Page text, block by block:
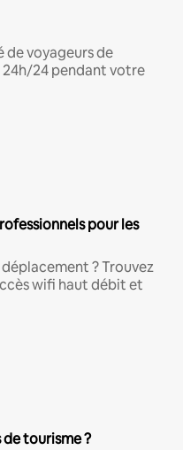
de voyageurs de
24 pendant votre
pour les
? Trouvez
wifi haut débit et
de tourisme ?